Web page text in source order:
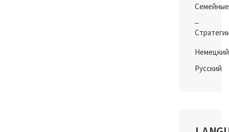
Семейные
Немецкий
Русский